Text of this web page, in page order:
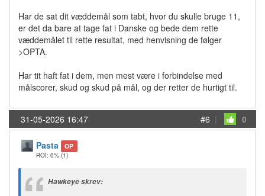
Har de sat dit væddemål som tabt, hvor du skulle bruge 11,
er det da bare at tage fat i Danske og bede dem rette
væddemålet til rette resultat, med henvisning de følger
>OPTA.
Har tit haft fat i dem, men mest være i forbindelse med
målscorer, skud og skud på mål, og der retter de hurtigt til.
31-05-2026 16:47 #6 | 0
Pasta OP
ROI: 0% (1)
Hawkeye skrev: